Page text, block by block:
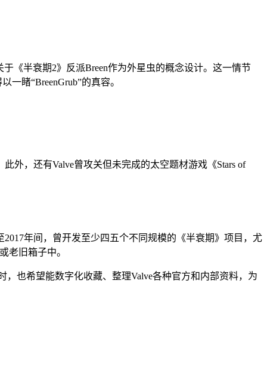
《半衰期2》反派Breen作为外星虫的概念设计。这一情节
睹“BreenGrub”的真容。
外，还有Valve曾攻关但未完成的太空题材游戏《Stars of
年间，曾开发至少四五个不同规模的《半衰期》项目，尤
老旧箱子中。
也希望能数字化收藏、整理Valve各种官方和内部资料，为